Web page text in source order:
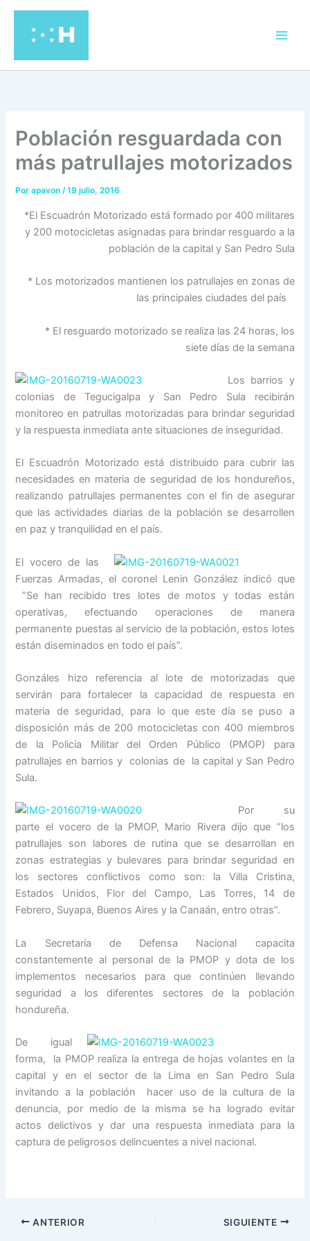
contenido
Población resguardada con
más patrullajes motorizados
Porapavon/19 julio, 2016
*El Escuadrón Motorizado está formado por 400 militares
y 200 motocicletas asignadas para brindar resguardo a la
población de la capital y San Pedro Sula
* Los motorizados mantienen los patrullajes en zonas de
las principales ciudades del país
* El resguardo motorizado se realiza las 24 horas, los
siete días de la semana
Los barrios y
colonias de Tegucigalpa y San Pedro Sula recibirán
monitoreo en patrullas motorizadas para brindar seguridad
y la respuesta inmediata ante situaciones de inseguridad.
El Escuadrón Motorizado está distribuido para cubrir las
necesidades en materia de seguridad de los hondureños,
realizando patrullajes permanentes con el fin de asegurar
que las actividades diarias de la población se desarrollen
en paz y tranquilidad en el país.
El vocero de las
Fuerzas Armadas, el coronel Lenin González indicó que
”Sehan recibido tres lotes de motos y todas están
operativas, efectuando operaciones de manera
permanente puestas al servicio de la población, estos lotes
están diseminados en todo el país”.
Gonzáles hizo referencia al lote de motorizadas que
servirán para fortalecer la capacidad de respuesta en
materia de seguridad, para lo que este día se puso a
disposición más de 200 motocicletas con 400 miembros
de la Policía Militar del Orden Público (PMOP) para
patrullajes en barrios y colonias de la capital y San Pedro
Sula.
Por su
parte el vocero de la PMOP, Mario Rivera dijo que “los
patrullajes son labores de rutina que se desarrollan en
zonas estrategias y bulevares para brindar seguridad en
los sectores conflictivos como son: la Villa Cristina,
Estados Unidos, Flor del Campo, Las Torres, 14 de
Febrero, Suyapa, Buenos Aires y la Canaán, entro otras”.
La Secretaría de Defensa Nacional capacita
constantemente al personal de la PMOP y dota de los
implementos necesarios para que continúen llevando
seguridad a los diferentes sectores de la población
hondureña.
De igual
forma, la PMOP realiza la entrega de hojas volantes en la
capital y en el sector de la Lima en San Pedro Sula
invitando a la población hacer uso de la cultura de la
denuncia, por medio de la misma se ha logrado evitar
actos delictivos y dar una respuesta inmediata para la
captura de peligrosos delincuentes a nivel nacional.
ANTERIOR SIGUIENTE